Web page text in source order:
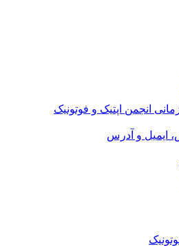
انجمن اپتیک و فوتونیک
و آدرس